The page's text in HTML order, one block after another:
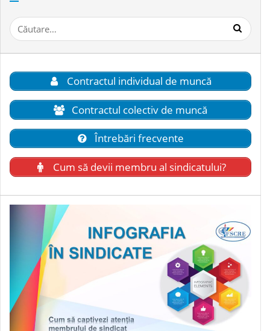
Caută
după:
Contractul individual de muncă
Contractul colectiv de muncă
Întrebări frecvente
Cum să devii membru al sindicatului?